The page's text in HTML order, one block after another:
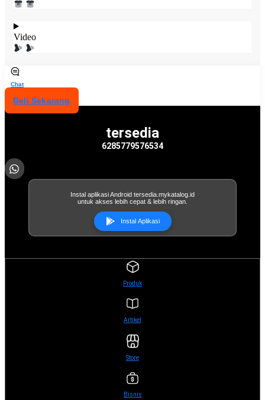
Video
Chat
Beli Sekarang
tersedia
6285779576534
Instal aplikasi Android tersedia.mykatalog.id
untuk akses lebih cepat & lebih ringan.
Instal Aplikasi
Produk
Artikel
Store
Bisnis